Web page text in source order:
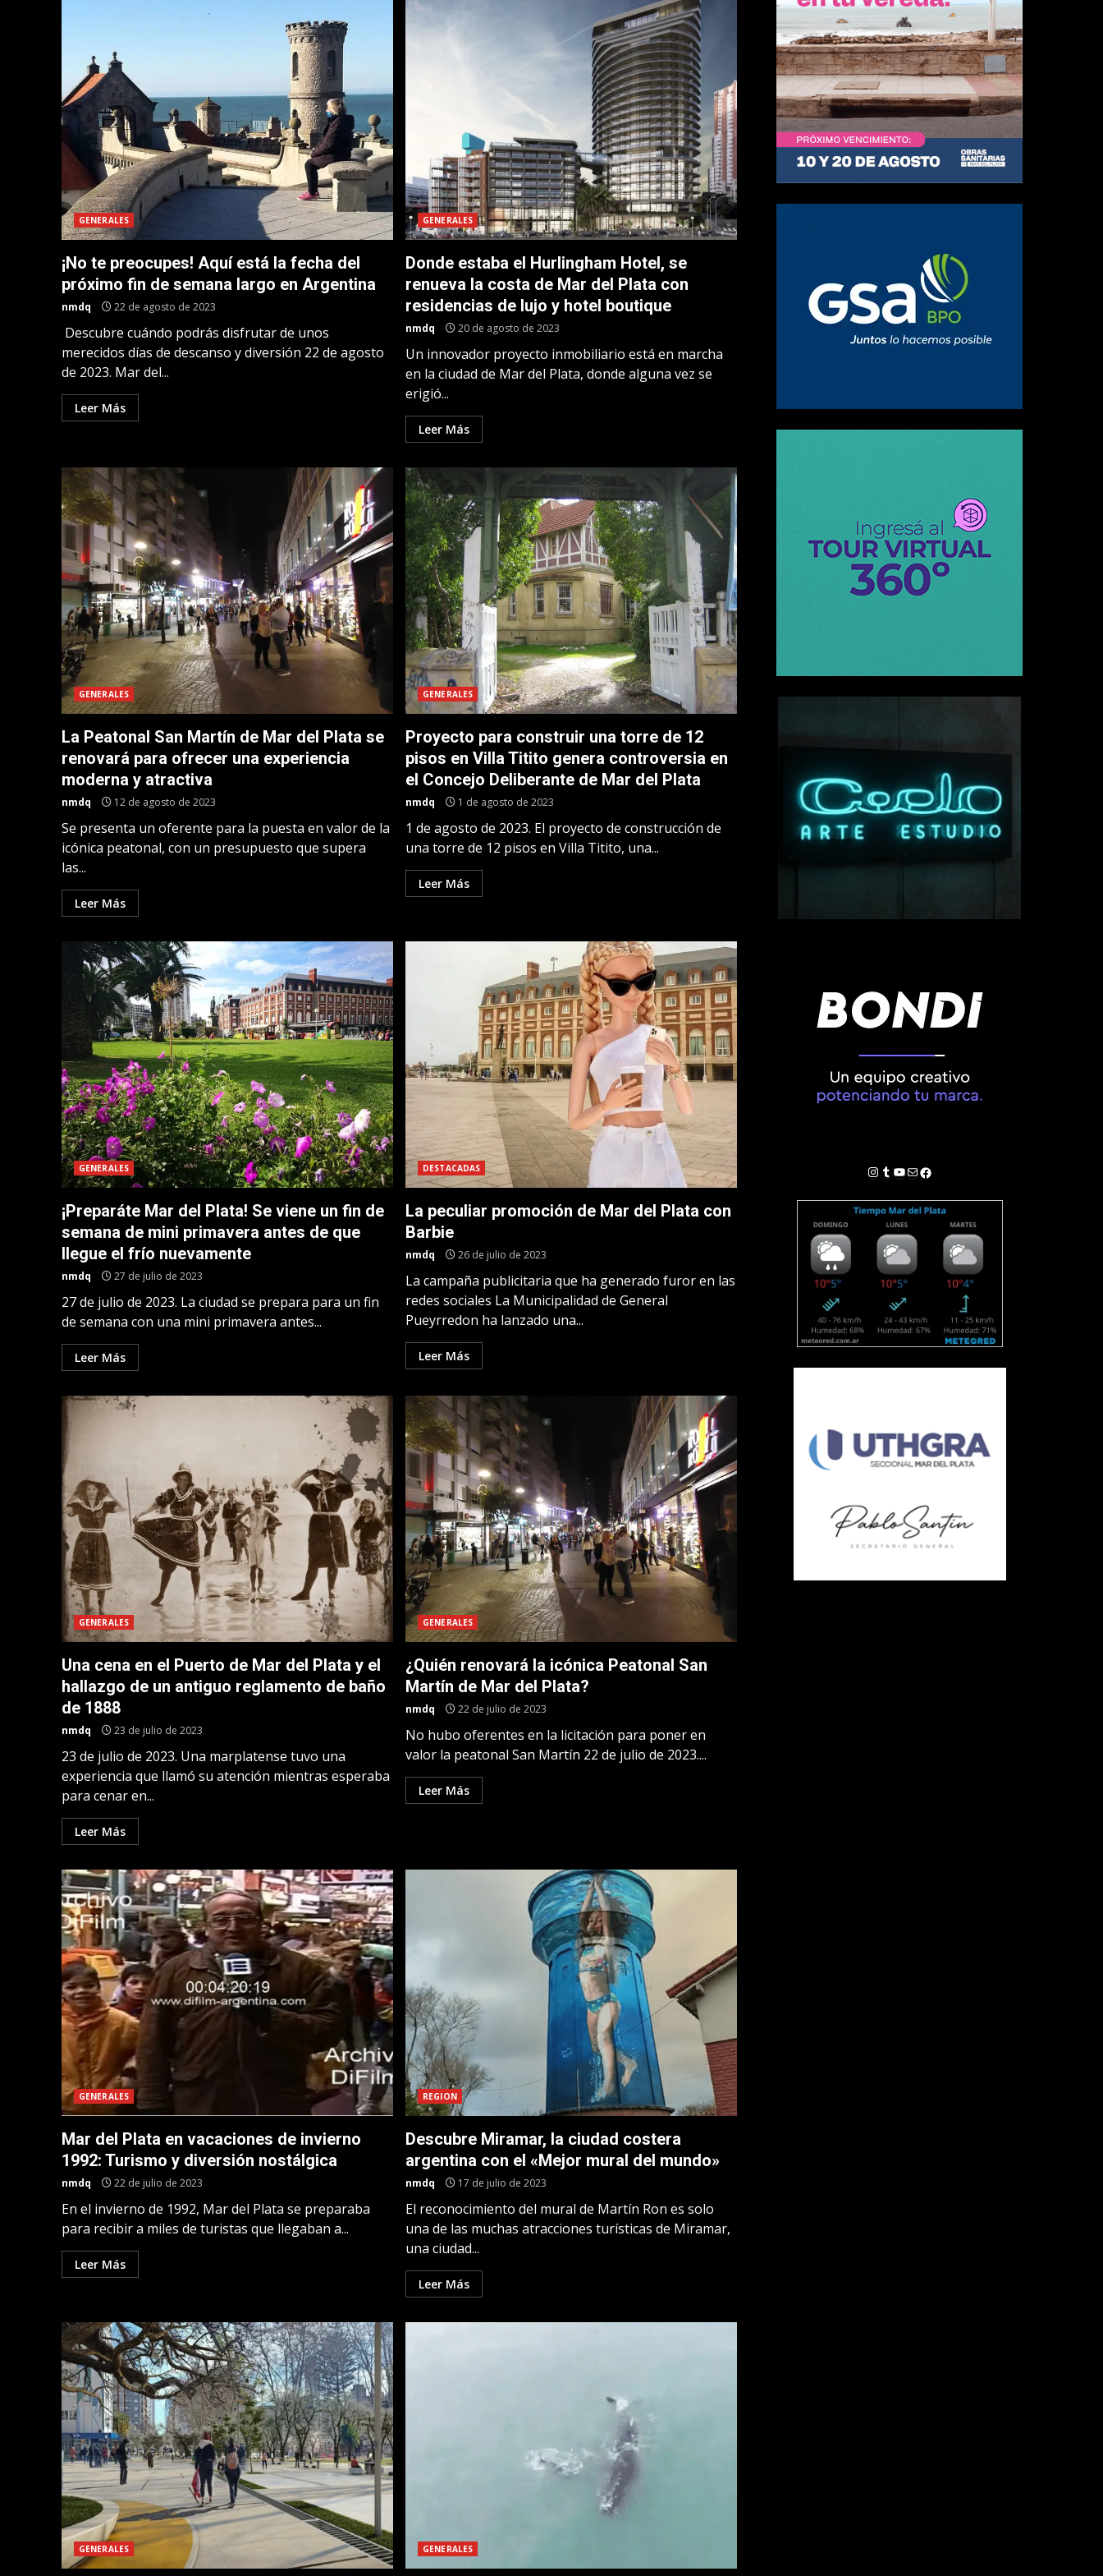
GENERALES
¡No te preocupes! Aquí está la fecha del
próximo fin de semana largo en Argentina
nmdq 22 de agosto de 2023
Descubre cuándo podrás disfrutar de unos
merecidos días de descanso y diversión 22 de agosto
de 2023. Mar del...
Leer Más
GENERALES
Donde estaba el Hurlingham Hotel, se
renueva la costa de Mar del Plata con
residencias de lujo y hotel boutique
nmdq 20 de agosto de 2023
Un innovador proyecto inmobiliario está en marcha
en la ciudad de Mar del Plata, donde alguna vez se
erigió...
Leer Más
GENERALES
La Peatonal San Martín de Mar del Plata se
renovará para ofrecer una experiencia
moderna y atractiva
nmdq 12 de agosto de 2023
Se presenta un oferente para la puesta en valor de la
icónica peatonal, con un presupuesto que supera
las...
Leer Más
GENERALES
Proyecto para construir una torre de 12
pisos en Villa Titito genera controversia en
el Concejo Deliberante de Mar del Plata
nmdq 1 de agosto de 2023
1 de agosto de 2023. El proyecto de construcción de
una torre de 12 pisos en Villa Titito, una...
Leer Más
GENERALES
¡Preparáte Mar del Plata! Se viene un fin de
semana de mini primavera antes de que
llegue el frío nuevamente
nmdq 27 de julio de 2023
27 de julio de 2023. La ciudad se prepara para un fin
de semana con una mini primavera antes...
Leer Más
DESTACADAS
La peculiar promoción de Mar del Plata con
Barbie
nmdq 26 de julio de 2023
La campaña publicitaria que ha generado furor en las
redes sociales La Municipalidad de General
Pueyrredon ha lanzado una...
Leer Más
GENERALES
Una cena en el Puerto de Mar del Plata y el
hallazgo de un antiguo reglamento de baño
de 1888
nmdq 23 de julio de 2023
23 de julio de 2023. Una marplatense tuvo una
experiencia que llamó su atención mientras esperaba
para cenar en...
Leer Más
GENERALES
¿Quién renovará la icónica Peatonal San
Martín de Mar del Plata?
nmdq 22 de julio de 2023
No hubo oferentes en la licitación para poner en
valor la peatonal San Martín 22 de julio de 2023....
Leer Más
GENERALES
Mar del Plata en vacaciones de invierno
1992: Turismo y diversión nostálgica
nmdq 22 de julio de 2023
En el invierno de 1992, Mar del Plata se preparaba
para recibir a miles de turistas que llegaban a...
Leer Más
REGION
Descubre Miramar, la ciudad costera
argentina con el «Mejor mural del mundo»
nmdq 17 de julio de 2023
El reconocimiento del mural de Martín Ron es solo
una de las muchas atracciones turísticas de Miramar,
una ciudad...
Leer Más
GENERALES GENERALES
Instagram
Tumblr
YouTube
Correo electrónico
Facebook